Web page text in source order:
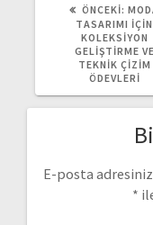
ÖNCEKI:
YAZI:
TASARIMI İÇIN
KOLEKSIYON
GELIŞTIRME VE
TEKNIK ÇIZIM
ÖDEVLERI
E-posta
*